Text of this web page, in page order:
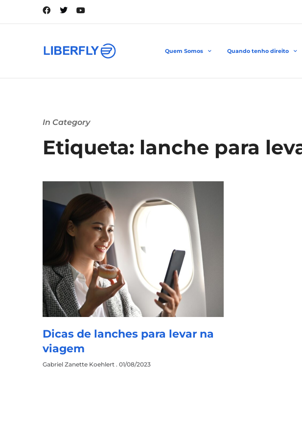
Quem Somos Quando tenho direito
In Category
Etiqueta: lanche para
Dicas de lanches para levar na
viagem
Gabriel Zanette Koehlert 01/08/2023